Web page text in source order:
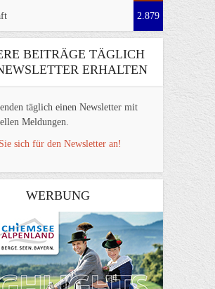
2.879
BEITRÄGE TÄGLICH
ERHALTEN
täglich einen Newsletter mit
Meldungen.
sich für den Newsletter an!
WERBUNG